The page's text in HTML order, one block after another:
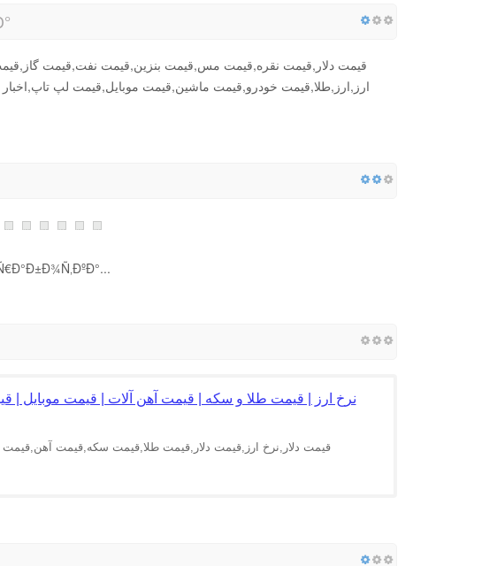
قیمت دلار,قیمت نقره,قیمت مس,قیمت بنزین,قیمت نفت,قیمت
ارز,ارز,طلا,قیمت خودرو,قیمت ماشین,قیمت موبایل,قیمت لپ
نرخ ارز | قیمت طلا و سکه | قیمت آهن آلات | قیمت موبایل |
قیمت دلار,نرخ ارز,قیمت دلار,قیمت طلا,قیمت سکه,قیمت